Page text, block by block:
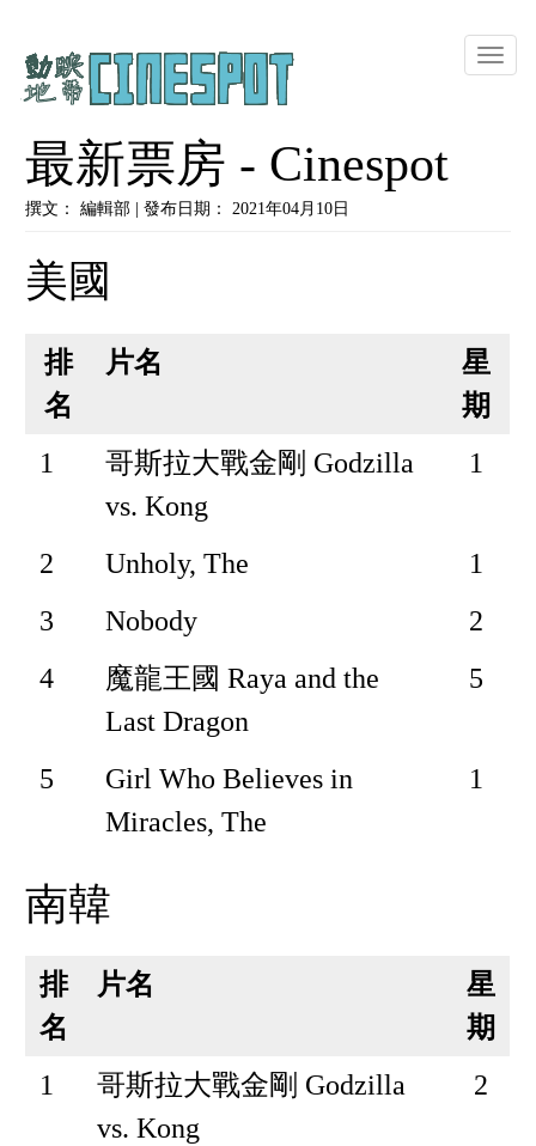
Toggle
最新票房 - Cinespot
撰文： 編輯部 | 發布日期： 2021年04月10日
美國
排
名
片名
星
期
1
哥斯拉大戰金剛 Godzilla
vs. Kong
1
2 Unholy, The
1
3
Nobody
2
4
魔龍王國 Raya and the
Last Dragon
5
5
Girl Who Believes in
Miracles, The
1
南韓
排
名
片名
星
期
1
哥斯拉大戰金剛 Godzilla
vs. Kong
2